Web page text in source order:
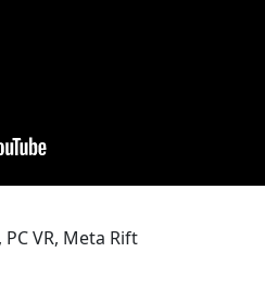
VR, Meta Rift